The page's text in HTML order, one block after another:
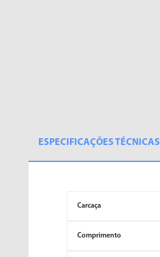
ESPECIFICAÇÕES TÉCNICAS
Carcaça
Comprimento